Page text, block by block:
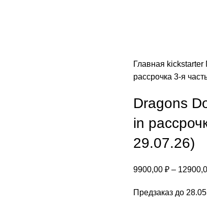
Главная kickstarter
рассрочка 3-я
Dragons
in
29.07.26)
9900,00 ₽ –
Предзаказ до